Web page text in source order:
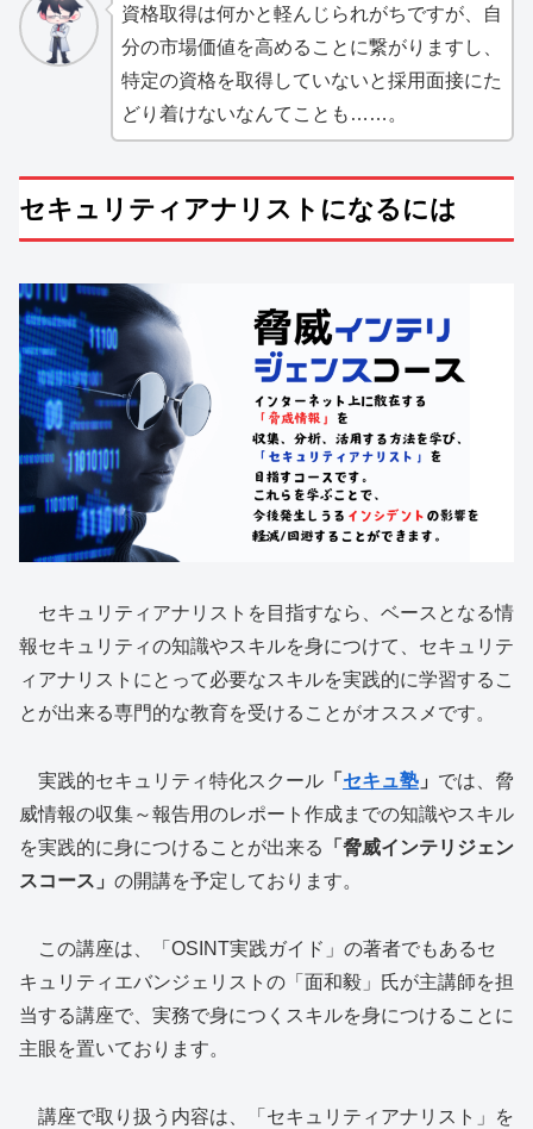
資格取得は何かと軽んじられがちですが、自
分の市場価値を高めることに繋がりますし、
特定の資格を取得していないと採用面接にた
どり着けないなんてことも……。
セキュリティアナリストになるには
セキュリティアナリストを目指すなら、ベースとなる情
報セキュリティの知識やスキルを身につけて、セキュリテ
ィアナリストにとって必要なスキルを実践的に学習するこ
とが出来る専門的な教育を受けることがオススメです。
実践的セキュリティ特化スクール 「 セキュ塾 」 では、脅
威情報の収集～報告用のレポート作成までの知識やスキル
を実践的に身につけることが出来る
「脅威インテリジェン
スコース」 の開講を予定しております。
この講座は、「OSINT実践ガイド」の著者でもあるセ
キュリティエバンジェリストの「面和毅」氏が主講師を担
当する講座で、実務で身につくスキルを身につけることに
主眼を置いております。
講座で取り扱う内容は、「セキュリティアナリスト」を